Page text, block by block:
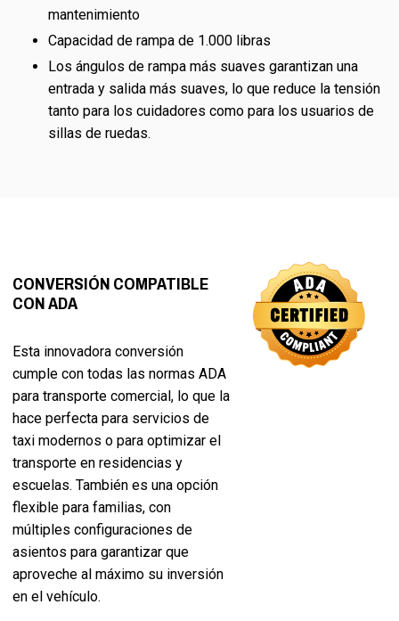
mantenimiento
Capacidad de rampa de 1.000 libras
Los ángulos de rampa más suaves garantizan una
entrada y salida más suaves, lo que reduce la tensión
tanto para los cuidadores como para los usuarios de
sillas de ruedas.
CONVERSIÓN COMPATIBLE
CON ADA
Esta innovadora conversión
cumple con todas las normas ADA
para transporte comercial, lo que la
hace perfecta para servicios de
taxi modernos o para optimizar el
transporte en residencias y
escuelas. También es una opción
flexible para familias, con
múltiples configuraciones de
asientos para garantizar que
aproveche al máximo su inversión
en el vehículo.